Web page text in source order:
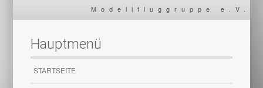
Modellfluggruppe e.V.
Hauptmenü
STARTSEITE